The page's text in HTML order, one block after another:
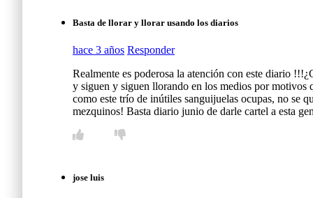
Basta de llorar y llorar usando los diarios
hace 3 años Responder
Realmente es poderosa la atención con este diario
y siguen y siguen llorando en los medios por motivos
como este trío de inútiles sanguijuelas ocupas, no se
mezquinos! Basta diario junio de darle cartel a esta
jose luis